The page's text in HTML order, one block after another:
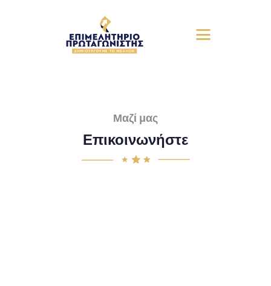
Μαζί μας
Επικοινωνήστε